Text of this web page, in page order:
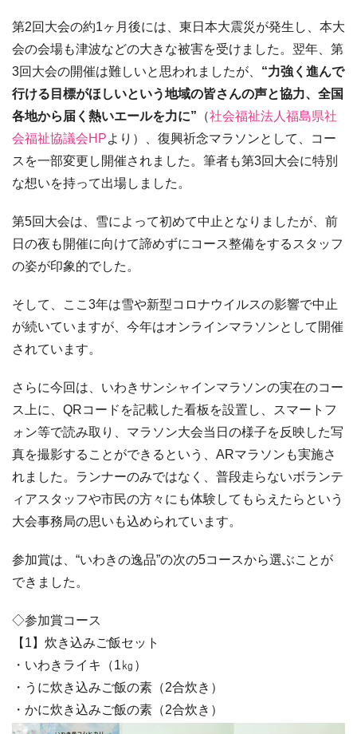
第2回大会の約1ヶ月後には、東日本大震災が発生し、本大
会の会場も津波などの大きな被害を受けました。翌年、第
3回大会の開催は難しいと思われましたが、 “力強く進んで
行ける目標がほしいという地域の皆さんの声と協力、全国
各地から届く熱いエールを力に” （社会福祉法人福島県社
会福祉協議会HPより）、復興祈念マラソンとして、コー
スを一部変更し開催されました。筆者も第3回大会に特別
な想いを持って出場しました。
第5回大会は、雪によって初めて中止となりましたが、前
日の夜も開催に向けて諦めずにコース整備をするスタッフ
の姿が印象的でした。
そして、ここ3年は雪や新型コロナウイルスの影響で中止
が続いていますが、今年はオンラインマラソンとして開催
されています。
さらに今回は、いわきサンシャインマラソンの実在のコー
ス上に、QRコードを記載した看板を設置し、スマートフ
ォン等で読み取り、マラソン大会当日の様子を反映した写
真を撮影することができるという、ARマラソンも実施さ
れました。ランナーのみではなく、普段走らないボランテ
ィアスタッフや市民の方々にも体験してもらえたらという
大会事務局の思いも込められています。
参加賞は、“いわきの逸品”の次の5コースから選ぶことが
できました。
◇参加賞コース
【1】炊き込みご飯セット
・いわきライキ（1㎏）
・うに炊き込みご飯の素（2合炊き）
・かに炊き込みご飯の素（2合炊き）